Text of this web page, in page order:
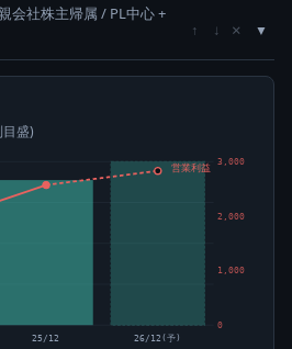
会社株主帰属 / PL中心 +
↑ ↓ ×
盛)
0
1,000
2,000
3,000
25/12 26/12(予)
営業利益